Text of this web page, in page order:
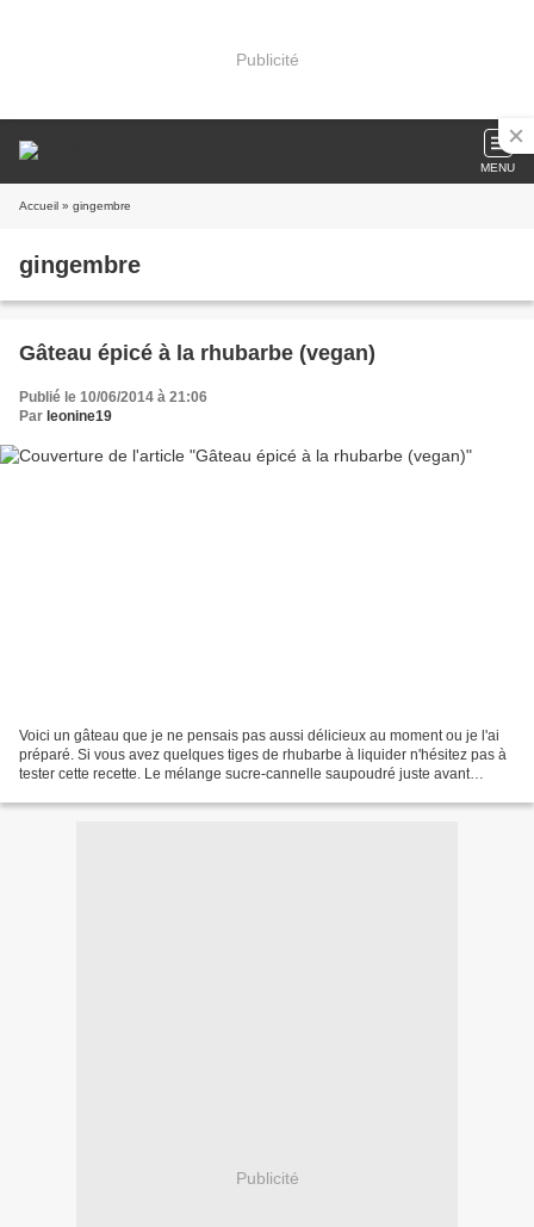
Publicité
MENU
Accueil » gingembre
gingembre
Gâteau épicé à la rhubarbe (vegan)
Publié le 10/06/2014 à 21:06
Par leonine19
Voici un gâteau que je ne pensais pas aussi délicieux au moment ou je l'ai
préparé. Si vous avez quelques tiges de rhubarbe à liquider n'hésitez pas à
tester cette recette. Le mélange sucre-cannelle saupoudré juste avant
Publicité